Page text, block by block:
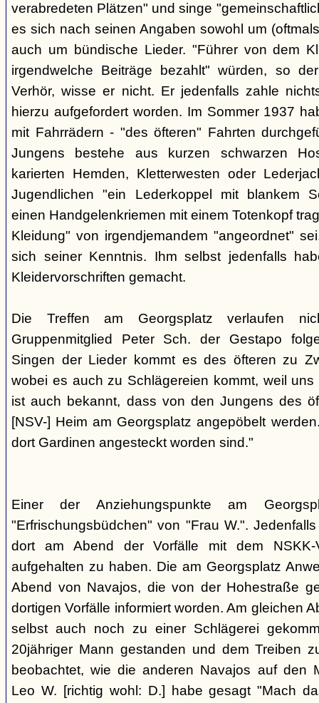
verabredeten Plätzen" und singe
es sich nach seinen Angaben sowohl um
auch um bündische Lieder. "Führer von dem
irgendwelche Beiträge bezahlt" würden, so
Verhör, wisse er nicht. Er jedenfalls zahle
hierzu aufgefordert worden. Im Sommer 1937
mit Fahrrädern - "des öfteren" Fahrten
Jungens bestehe aus kurzen schwarzen
karierten Hemden, Kletterwesten oder
Jugendlichen "ein Lederkoppel mit blankem
einen Handgelenkriemen mit einem Totenkopf
Kleidung" von irgendjemandem "angeordnet"
sich seiner Kenntnis. Ihm selbst jedenfalls
Kleidervorschriften gemacht.
Die Treffen am Georgsplatz verlaufen
Gruppenmitglied Peter Sch. der Gestapo
Singen der Lieder kommt es des öfteren zu
wobei es auch zu Schlägereien kommt, weil
ist auch bekannt, dass von den Jungens des
[NSV-] Heim am Georgsplatz angepöbelt
dort Gardinen angesteckt worden sind."
Einer der Anziehungspunkte am
"Erfrischungsbüdchen" von "Frau W.".
dort am Abend der Vorfälle mit dem NSKK-
aufgehalten zu haben. Die am Georgsplatz
Abend von Navajos, die von der Hohestraße
dortigen Vorfälle informiert worden. Am gleichen
selbst auch noch zu einer Schlägerei
20jähriger Mann gestanden und dem Treiben
beobachtet, wie die anderen Navajos auf den
Leo W. [richtig wohl: D.] habe gesagt "Mach